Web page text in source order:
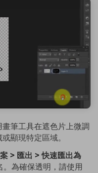
畫筆工具在遮色片上微調
顯現特定區域。
> 匯出 > 快速匯出為
為確保透明，請使用